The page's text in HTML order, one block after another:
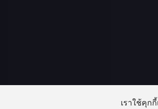
เราใช้คุก